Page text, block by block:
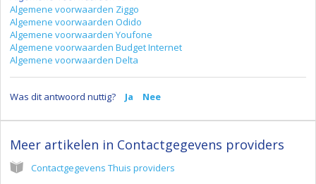
Algemene voorwaarden Ziggo
Algemene voorwaarden Odido
Algemene voorwaarden Youfone
Algemene voorwaarden Budget Internet
Algemene voorwaarden Delta
Was dit antwoord nuttig? Ja Nee
Meer artikelen in Contactgegevens providers
Contactgegevens Thuis providers